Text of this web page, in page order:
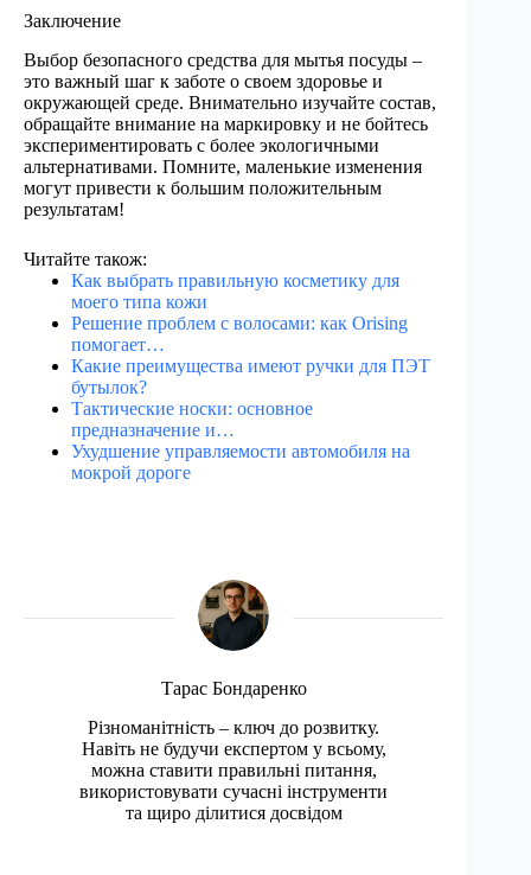
Заключение
Выбор безопасного средства для мытья посуды –
это важный шаг к заботе о своем здоровье и
окружающей среде. Внимательно изучайте состав,
обращайте внимание на маркировку и не бойтесь
экспериментировать с более экологичными
альтернативами. Помните, маленькие изменения
могут привести к большим положительным
результатам!
Читайте також:
Как выбрать правильную косметику для
моего типа кожи
Решение проблем с волосами: как Orising
помогает…
Какие преимущества имеют ручки для ПЭТ
бутылок?
Тактические носки: основное
предназначение и…
Ухудшение управляемости автомобиля на
мокрой дороге
Тарас Бондаренко
Різноманітність – ключ до розвитку.
Навіть не будучи експертом у всьому,
можна ставити правильні питання,
використовувати сучасні інструменти
та щиро ділитися досвідом